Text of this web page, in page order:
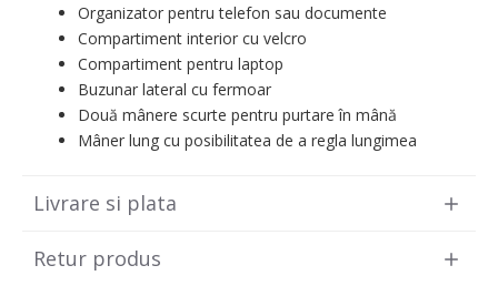
Organizator pentru telefon sau documente
Compartiment interior cu velcro
Compartiment pentru laptop
Buzunar lateral cu fermoar
Două mânere scurte pentru purtare în mână
Mâner lung cu posibilitatea de a regla lungimea
Livrare si plata
Retur produs